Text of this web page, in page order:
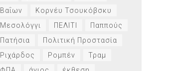
Βαΐων
Κορνέυ Τσουκόβσκυ
Μεσολόγγι
ΠΕΛΙΤΙ
Παππούς
Πατήσια
Πολιτική Προστασία
Ριχάρδος
Ρομπέν
Τραμ